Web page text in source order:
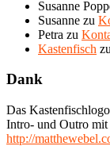
Susanne
Susanne zu
Petra zu
Kastenfisch zu
Dank
Das
Intro- und Outro
http://